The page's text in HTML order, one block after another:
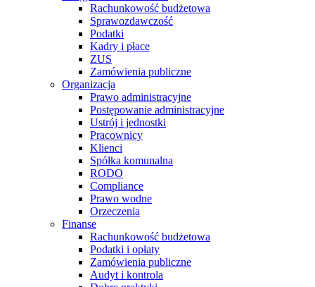
Rachunkowość budżetowa
Sprawozdawczość
Podatki
Kadry i płace
ZUS
Zamówienia publiczne
Organizacja
Prawo administracyjne
Postępowanie administracyjne
Ustrój i jednostki
Pracownicy
Klienci
Spółka komunalna
RODO
Compliance
Prawo wodne
Orzeczenia
Finanse
Rachunkowość budżetowa
Podatki i opłaty
Zamówienia publiczne
Audyt i kontrola